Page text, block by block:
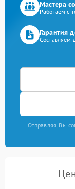
Мастера
Работаем с
Гарантия
Составляем
Отправляя, Вы